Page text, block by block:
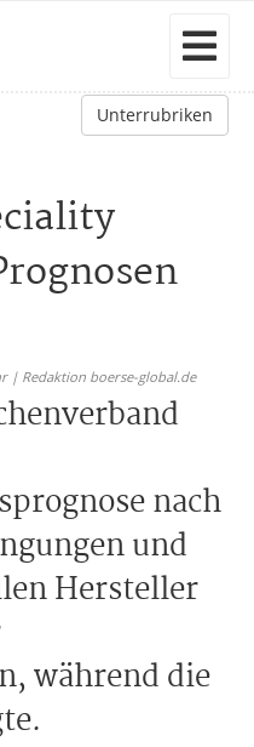
Unterrubriken
| Redaktion boerse-global.de
nach
und
Hersteller
während die